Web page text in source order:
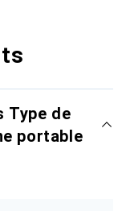
Type de
portable